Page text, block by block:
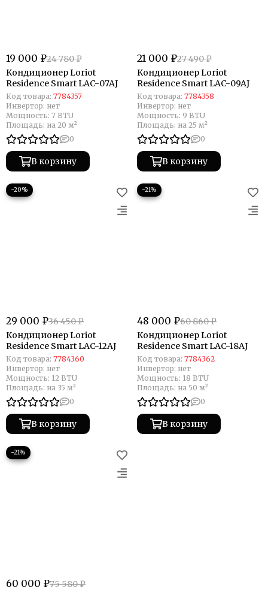
19 000 ₽24 780 ₽
Кондиционер Loriot
Residence Smart LAC-07AJ
Код товара: 7784357
Инвертор: нет
Мощность: 7 BTU
Площадь: на 20 м²
0
В корзину
21 000 ₽27 490 ₽
Кондиционер Loriot
Residence Smart LAC-09AJ
Код товара: 7784358
Инвертор: нет
Мощность: 9 BTU
Площадь: на 25 м²
0
В корзину
−20%
29 000 ₽36 450 ₽
Кондиционер Loriot
Residence Smart LAC-12AJ
Код товара: 7784360
Инвертор: нет
Мощность: 12 BTU
Площадь: на 35 м²
0
В корзину
−21%
48 000 ₽60 860 ₽
Кондиционер Loriot
Residence Smart LAC-18AJ
Код товара: 7784362
Инвертор: нет
Мощность: 18 BTU
Площадь: на 50 м²
0
В корзину
−21%
60 000 ₽75 580 ₽